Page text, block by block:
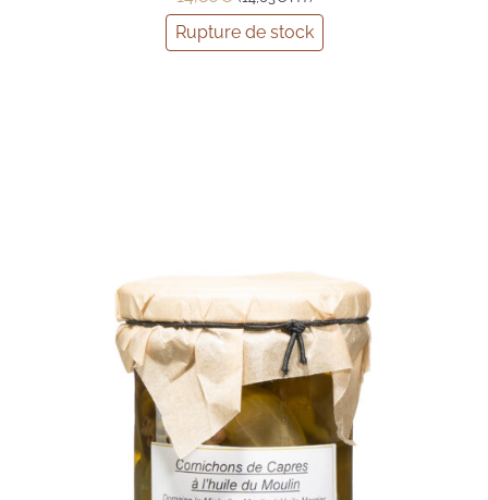
Rupture de stock